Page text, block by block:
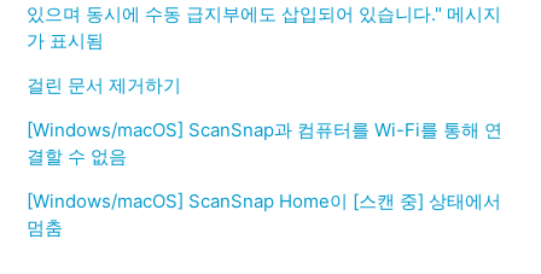
있으며 동시에 수동 급지부에도 삽입되어 있습니다." 메시지
가 표시됨
걸린 문서 제거하기
[Windows/macOS] ScanSnap과 컴퓨터를 Wi-Fi를 통해 연
결할 수 없음
[Windows/macOS] ScanSnap Home이 [스캔 중] 상태에서
멈춤